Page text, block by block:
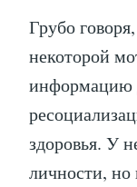
Грубо
некоторой
информацию
здоровья. У
личности,